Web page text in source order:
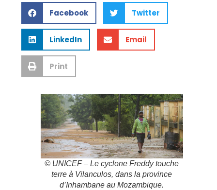
Facebook Twitter
LinkedIn Email
Print
© UNICEF – Le cyclone Freddy touche
terre à Vilanculos, dans la province
d’Inhambane au Mozambique.